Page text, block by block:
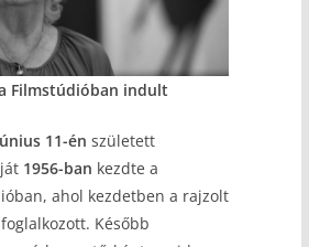
Filmstúdióban indult
11-én született
1956-ban kezdte a
ahol kezdetben a rajzolt
Később